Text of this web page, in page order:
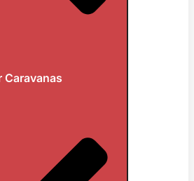
Caravanas